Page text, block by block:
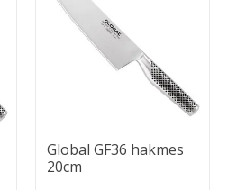
Global GF36 hakmes
20cm